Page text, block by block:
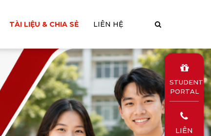
TÀI LIỆU & CHIA SẺ LIÊN HỆ
STUDENT
PORTAL
LIÊN